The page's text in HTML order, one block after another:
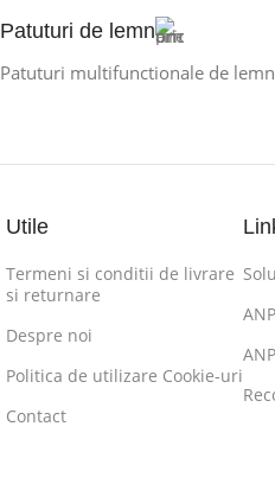
Patuturi de lemn
Patuturi multifunctionale de lemn
Utile
Termeni si conditii de livrare
si returnare
Despre noi
Politica de utilizare Cookie-uri
Contact